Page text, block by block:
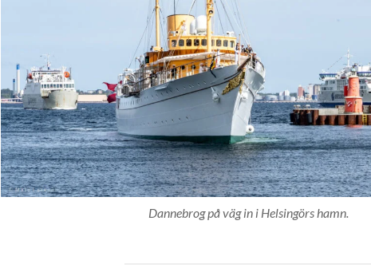
Dannebrog på väg in i Helsingörs hamn.